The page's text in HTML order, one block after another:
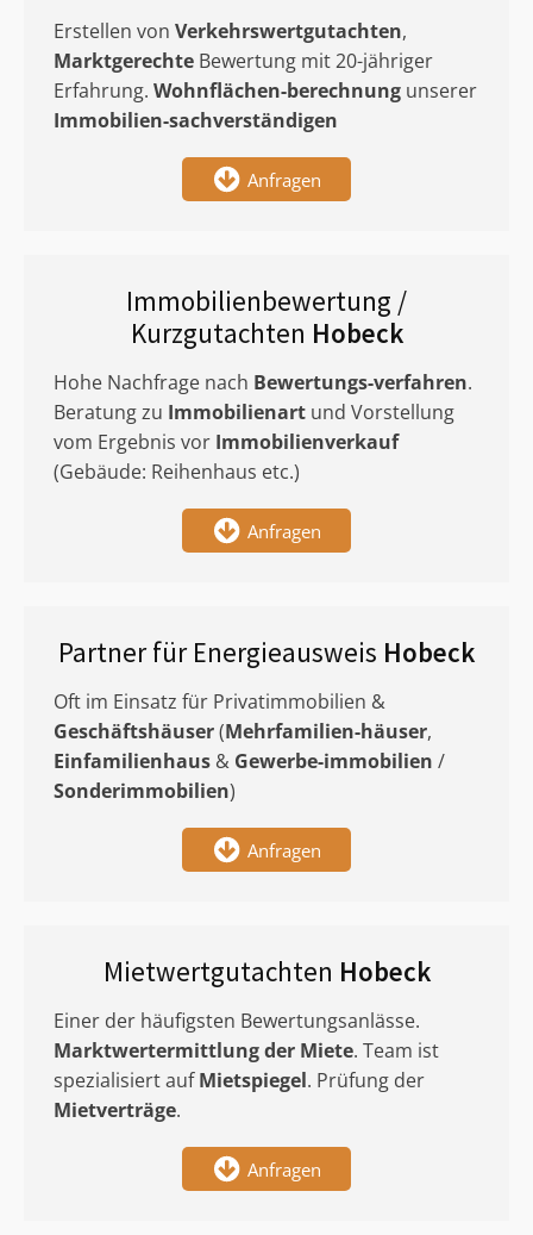
Erstellen von Verkehrswertgutachten,
Marktgerechte Bewertung mit 20-jähriger
Erfahrung. Wohnflächen-berechnung unserer
Immobilien-sachverständigen
Anfragen
Immobilienbewertung /
Kurzgutachten Hobeck
Hohe Nachfrage nach Bewertungs-verfahren.
Beratung zu Immobilienart und Vorstellung
vom Ergebnis vor Immobilienverkauf
(Gebäude: Reihenhaus etc.)
Anfragen
Partner für Energieausweis Hobeck
Oft im Einsatz für Privatimmobilien &
Geschäftshäuser(Mehrfamilien-häuser,
Einfamilienhaus & Gewerbe-immobilien /
Sonderimmobilien)
Anfragen
Mietwertgutachten Hobeck
Einer der häufigsten Bewertungsanlässe.
Marktwertermittlungder Miete. Team ist
spezialisiert aufMietspiegel. Prüfung der
Mietverträge.
Anfragen